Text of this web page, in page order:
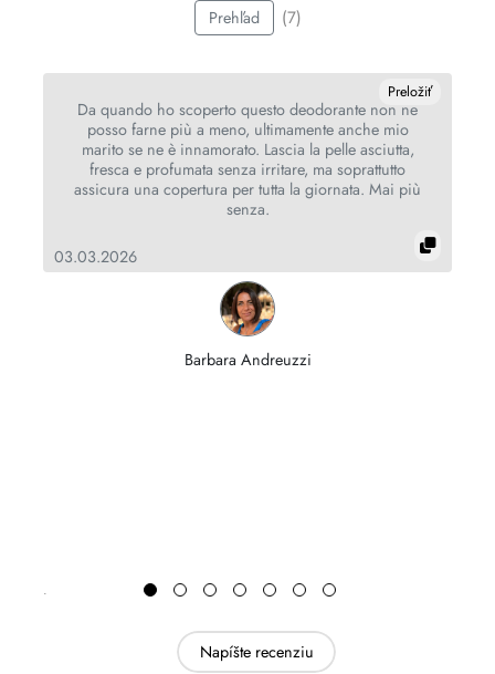
Prehľad (7)
Preložiť
Da quando ho scoperto questo deodorante non ne
posso farne più a meno, ultimamente anche mio
marito se ne è innamorato. Lascia la pelle asciutta,
fresca e profumata senza irritare, ma soprattutto
assicura una copertura per tutta la giornata. Mai più
senza.
03.03.2026
Barbara Andreuzzi
Napíšte recenziu